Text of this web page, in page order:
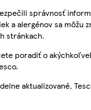
správnosť
a alergénov sa
stránkach.
poradiť o
aktualizované,